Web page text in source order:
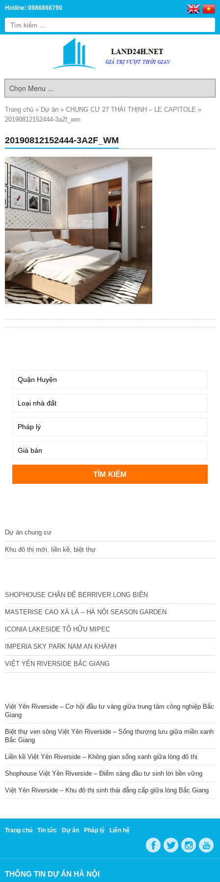
Hotline: 0986866790
Trang chủ » Dự án » CHUNG CƯ 27 THÁI THỊNH – LE CAPITOLE »
20190812152444-3a2f_wm
20190812152444-3A2F_WM
Dự án chung cư
Khu đô thị mới, liền kề, biệt thự
SHOPHOUSE CHÂN ĐẾ BERRIVER LONG BIÊN
MASTERISE CAO XÀ LÁ – HÀ NỘI SEASON GARDEN
ICONIA LAKESIDE TỐ HỮU MIPEC
IMPERIA SKY PARK NAM AN KHÁNH
VIỆT YÊN RIVERSIDE BẮC GIANG
Việt Yên Riverside – Cơ hội đầu tư vàng giữa trung tâm công nghiệp Bắc
Giang
Biệt thự ven sông Việt Yên Riverside – Sống thượng lưu giữa miền xanh
Bắc Giang
Liền kề Việt Yên Riverside – Không gian sống xanh giữa lòng đô thị
Shophouse Việt Yên Riverside – Điểm sáng đầu tư sinh lời bền vững
Việt Yên Riverside – Khu đô thị sinh thái đẳng cấp giữa lòng Bắc Giang
Trang chủ Tin tức Dự án Pháp lý Liên hệ
THÔNG TIN DỰ ÁN HÀ NỘI